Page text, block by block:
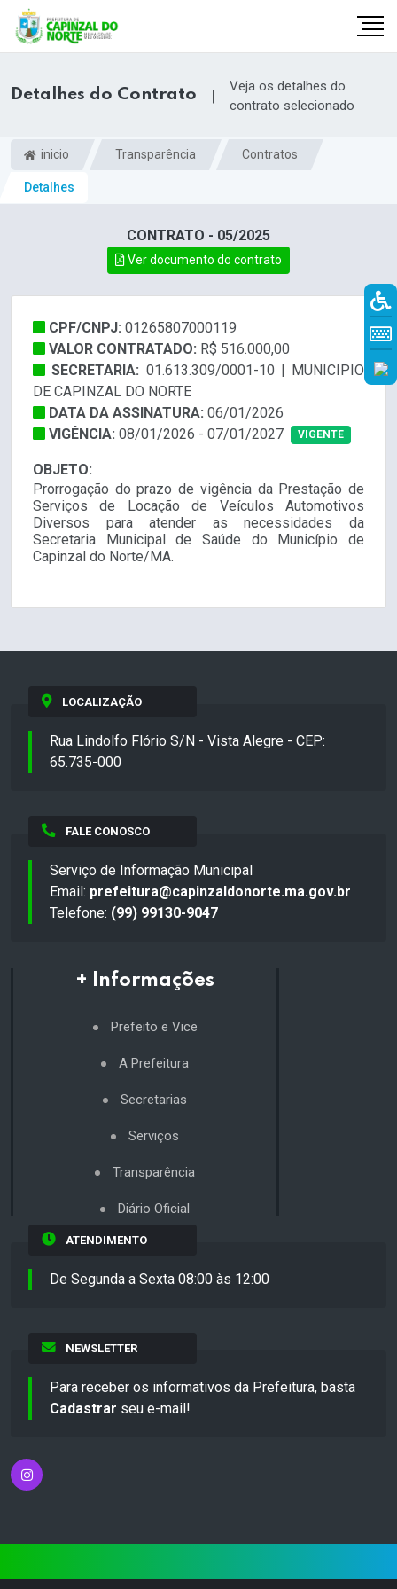
Detalhes do Contrato |
Veja os detalhes do
contrato selecionado
inicio Transparência Contratos
Detalhes
CONTRATO - 05/2025
Ver documento do contrato
CPF/CNPJ: 01265807000119
VALOR CONTRATADO: R$ 516.000,00
SECRETARIA: 01.613.309/0001-10 | MUNICIPIO
DE CAPINZAL DO NORTE
DATA DA ASSINATURA: 06/01/2026
VIGÊNCIA: 08/01/2026 - 07/01/2027 VIGENTE
OBJETO:
Prorrogação do prazo de vigência da Prestação de
Serviços de Locação de Veículos Automotivos
Diversos para atender as necessidades da
Secretaria Municipal de Saúde do Município de
Capinzal do Norte/MA.
LOCALIZAÇÃO
Rua Lindolfo Flório S/N - Vista Alegre - CEP:
65.735-000
FALE CONOSCO
Serviço de Informação Municipal
Email: prefeitura@capinzaldonorte.ma.gov.br
Telefone: (99) 99130-9047
+ Informações
Prefeito e Vice
A Prefeitura
Secretarias
Serviços
Transparência
Diário Oficial
ATENDIMENTO
De Segunda a Sexta 08:00 às 12:00
NEWSLETTER
Para receber os informativos da Prefeitura, basta
Cadastrar seu e-mail!